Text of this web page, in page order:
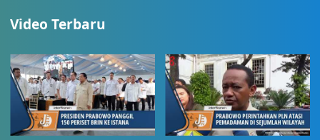
Video Terbaru